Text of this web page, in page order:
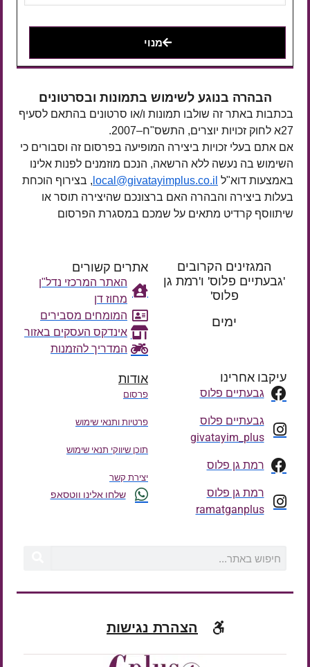
מנוי
הבהרה בנוגע לשימוש בתמונות ובסרטונים
בכתבות באתר זה שולבו תמונות ו/או סרטונים בהתאם לסעיף
27א לחוק זכויות יוצרים, התשס"ח–2007.
אם אתם בעלי זכויות ביצירה המופיעה בפרסום זה וסבורים כי
השימוש בה נעשה ללא הרשאה, הנכם מוזמנים לפנות אלינו
באמצעות דוא"ל local@givatayimplus.co.il , בצירוף הוכחת
בעלות ביצירה והבהרה האם ברצונכם שהיצירה תוסר או
שיתווסף קרדיט מתאים על שמכם במסגרת הפרסום
המגזינים הקרובים
'גבעתיים פלוס' ו'רמת גן
פלוס'
ימים
אתרים קשורים
האתר המרכזי נדל"ן
מחוז דן
המומחים מסבירים
אינדקס העסקים באזור
המדריך להזמנות
עיקבו אחרינו
גבעתיים פלוס
גבעתיים פלוס
givatayim_plus
רמת גן פלוס
רמת גן פלוס
ramatganplus
אודות
פרסום
פרטיות ותנאי שימוש
תוכן שיווקי תנאי שימוש
יצירת קשר
שלחו אלינו ווטסאפ
הצהרת נגישות